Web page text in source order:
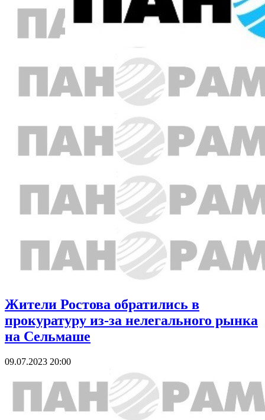
Жители Ростова обратились в
прокуратуру из-за нелегального рынка
на Сельмаше
09.07.2023 20:00